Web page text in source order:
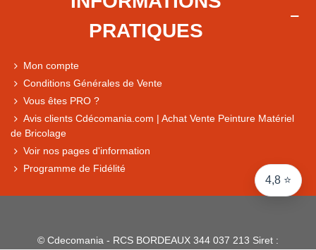
4,8 ⭐
Express, Chez vous, Point relais, Retrait magasin
PRATIQUES
Mon compte
Conditions Générales de Vente
Vous êtes PRO ?
Avis clients Cdécomania.com | Achat Vente Peinture Matériel
de Bricolage
Voir nos pages d'information
Programme de Fidélité
© Cdecomania - RCS BORDEAUX 344 037 213 Siret :